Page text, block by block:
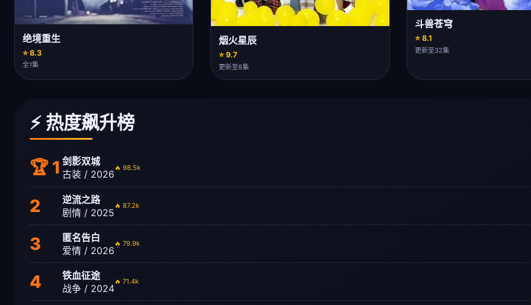
绝境重生
⭐ 8.3
全1集
烟火星辰
⭐ 9.7
更新至8集
斗兽苍穹
⭐ 8.1
更新至32集
⚡ 热度飙升榜
🏆 1 剑影双城
古装 / 2026
🔥 98.5k
2
逆流之路
剧情 / 2025
🔥 87.2k
3
匿名告白
爱情 / 2026
🔥 79.9k
4
铁血征途
战争 / 2024
🔥 71.4k